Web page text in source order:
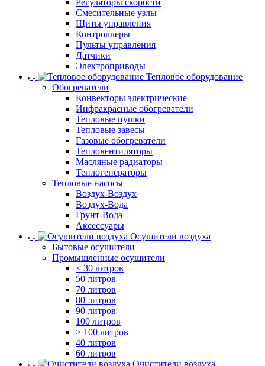
Регуляторы скорости
Смесительные узлы
Щиты управления
Контроллеры
Пульты управления
Датчики
Электроприводы
Тепловое оборудование
Обогреватели
Конвекторы электрические
Инфракрасные обогреватели
Тепловые пушки
Тепловые завесы
Газовые обогреватели
Тепловентиляторы
Масляные радиаторы
Теплогенераторы
Тепловые насосы
Воздух-Воздух
Воздух-Вода
Грунт-Вода
Аксессуары
Осушители воздуха
Бытовые осушители
Промышленные осушители
< 30 литров
50 литров
70 литров
80 литров
90 литров
100 литров
> 100 литров
40 литров
60 литров
Очистители воздуха